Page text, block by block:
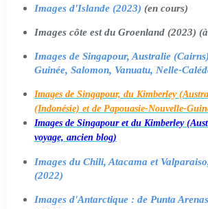
Images d'Islande (2023) (en cours)
Images côte est du Groenland (2023)
Images de Singapour, Australie
Guinée, Salomon, Vanuatu, Nelle-
Images de Singapour, du Kimberley
(Indonésie) et de Papouasie-Nouvelle-
Images de Singapour et du Kimberley
voyage, ancien blog)
Images du Chili, Atacama et
(2022)
Images d'Antarctique : de Punta